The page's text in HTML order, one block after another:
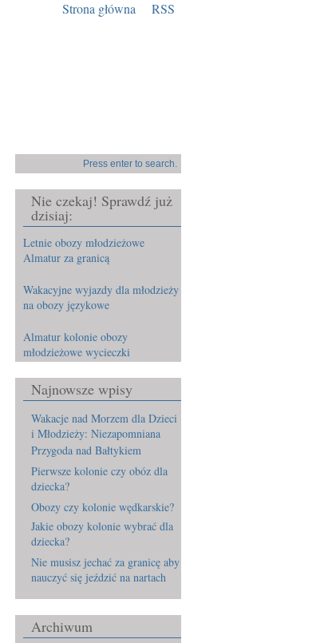
RSS
Strona główna
Nie czekaj! Sprawdź już
dzisiaj:
Letnie obozy młodzieżowe
Almatur za granicą
Wakacyjne wyjazdy dla młodzieży
na obozy językowe
Almatur kolonie obozy
młodzieżowe wycieczki
Najnowsze wpisy
Wakacje nad Morzem dla Dzieci
i Młodzieży: Niezapomniana
Przygoda nad Bałtykiem
Pierwsze kolonie czy obóz dla
dziecka?
Obozy czy kolonie wędkarskie?
Jakie obozy kolonie wybrać dla
dziecka?
Nie musisz jechać za granicę aby
nauczyć się jeździć na nartach
Archiwum